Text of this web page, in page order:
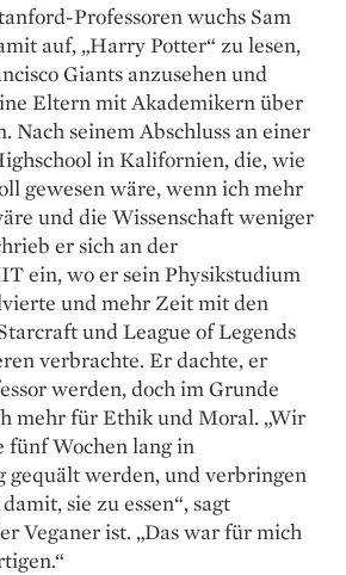
Professoren wuchs Sam
auf, „Harry Potter“ zu lesen,
Giants anzusehen und
Eltern mit Akademikern über
Nach seinem Abschluss an einer
in Kalifor­nien, die, wie
gewesen wäre, wenn ich mehr
und die Wissenschaft weniger
er sich an der
ein, wo er sein Physikstudium
und mehr Zeit mit den
und League of Legends
verbrachte. Er dachte, er
werden, doch im Grunde
mehr für Ethik und Moral. „Wir
fünf Wochen lang in
gequält werden, und verbringen
sie zu essen“, sagt
Veganer ist. „Das war für mich